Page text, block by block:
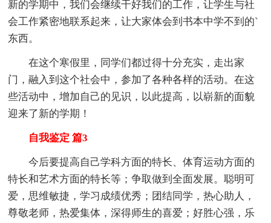
新的学期中，我们会继续干好我们的工作，让学生与社
会工作紧密地联系起来，让大家体会到书本中学不到的`
东西。
在这个寒假里，同学们都过得十分充实，走出家
门，融入到这个社会中，参加了各种各样的活动。在这
些活动中，增加自己的见识，以此提高，以崭新的面貌
迎来了新的学期！
自我鉴定 篇3
今后要提高自己学科方面的特长、体育运动方面的
特长和艺术方面的特长等；争取做到全面发展。聪明可
爱，思维敏捷，学习成绩优秀；团结同学，热心助人，
尊敬老师，热爱集体，深得师生的喜爱；好胜心强，乐